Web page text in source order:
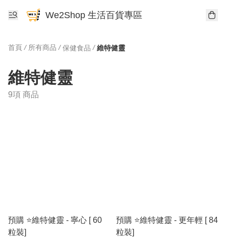
We2Shop 生活百貨專區
首頁 / 所有商品 / 保健食品 / 維特健靈
維特健靈
9項 商品
預購 ⭐️維特健靈 - 寧心 [ 60
粒裝]
預購 ⭐️維特健靈 - 更年輕 [ 84
粒裝]